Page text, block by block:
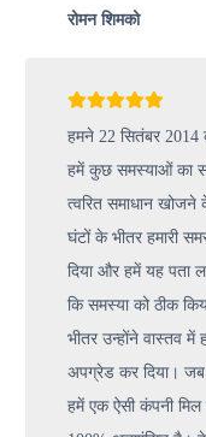
रोमन शिमको
हमने 22 सितंबर 2014
हमें कुछ समस्याओं का
त्वरित समाधान
घंटों के भीतर हमारी
दिया और हमें यह पता
कि समस्या को ठीक
भीतर उन्होंने वास्तव
अपग्रेड कर दिया। जब
हमें एक ऐसी कंपनी